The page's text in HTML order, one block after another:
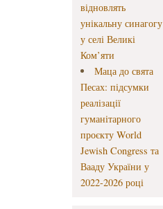
відновлять
унікальну синагогу
у селі Великі
Ком’яти
Маца до свята
Песах: підсумки
реалізації
гуманітарного
проєкту World
Jewish Congress та
Вааду України у
2022-2026 році